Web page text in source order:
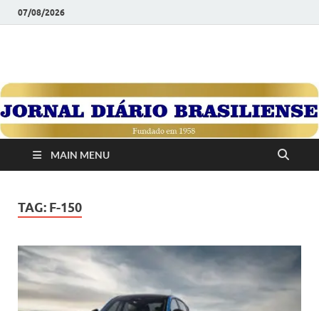
07/08/2026
JORNAL DIÁRIO
BRASILIENSE
1958
MAIN MENU
TAG: F-150